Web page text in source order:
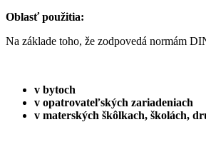
Oblasť použitia:
Na základe toho, že zodpovedá normám
v bytoch
v opatrovateľských zariadeniach
v materských škôlkach, školách,